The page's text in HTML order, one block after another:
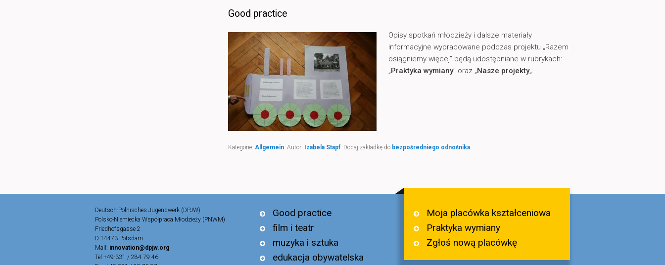
Good practice
Opisy spotkań młodzieży i dalsze materiały
informacyjne wypracowane podczas projektu „Razem
osiągniemy więcej” będą udostępniane w rubrykach:
„Praktyka wymiany” oraz „Nasze projekty„.
Kategorie: Allgemein. Autor: Izabela Stapf. Dodaj zakładkę do bezpośredniego odnośnika.
Deutsch-Polnisches Jugendwerk (DPJW)
Polsko-Niemiecka Współpraca Młodzieży (PNWM)
Friedhofsgasse 2
D-14473 Potsdam
Mail: innovation@dpjw.org
Tel +49-331 / 284 79 46
Good practice
film i teatr
muzyka i sztuka
edukacja obywatelska
Moja placówka kształceniowa
Praktyka wymiany
Zgłoś nową placówkę